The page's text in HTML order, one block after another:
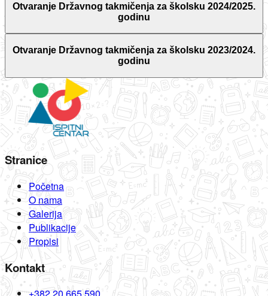
Otvaranje Državnog takmičenja za školsku 2024/2025.
godinu
Otvaranje Državnog takmičenja za školsku 2023/2024.
godinu
Stranice
Početna
O nama
Galerija
Publikacije
Propisi
Kontakt